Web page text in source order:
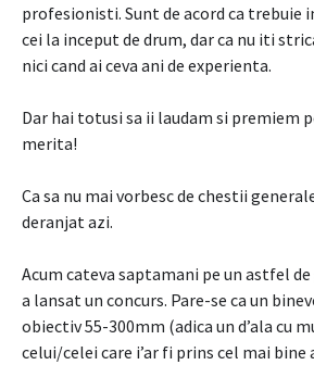
profesionisti. Sunt de acord ca trebuie
cei la inceput de drum, dar ca nu iti
nici cand ai ceva ani de experienta.
Dar hai totusi sa ii laudam si premiem
merita!
Ca sa nu mai vorbesc de chestii
deranjat azi.
Acum cateva saptamani pe un astfel
a lansat un concurs. Pare-se ca un
obiectiv 55-300mm (adica un d’ala cu
celui/celei care i’ar fi prins cel mai bine